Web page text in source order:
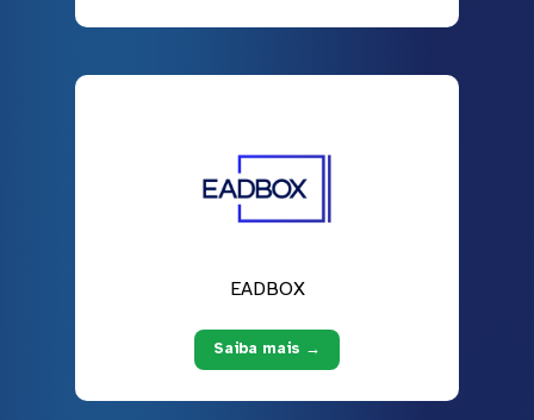
EADBOX
Saiba mais →